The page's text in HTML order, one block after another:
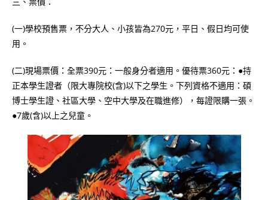
(一)學校預售票，不分大人、小孩皆為270元，平日、假日均可使
用。
(二)現場票價：全票390元：一般身分者適用。優待票360元：●持
正本學生證者（限大專院校(含)以下之學生。下列資格不適用：碩
博士學生證、社區大學、空中大學及在職進修），每證限購一張。
●7歲(含)以上之兒童。